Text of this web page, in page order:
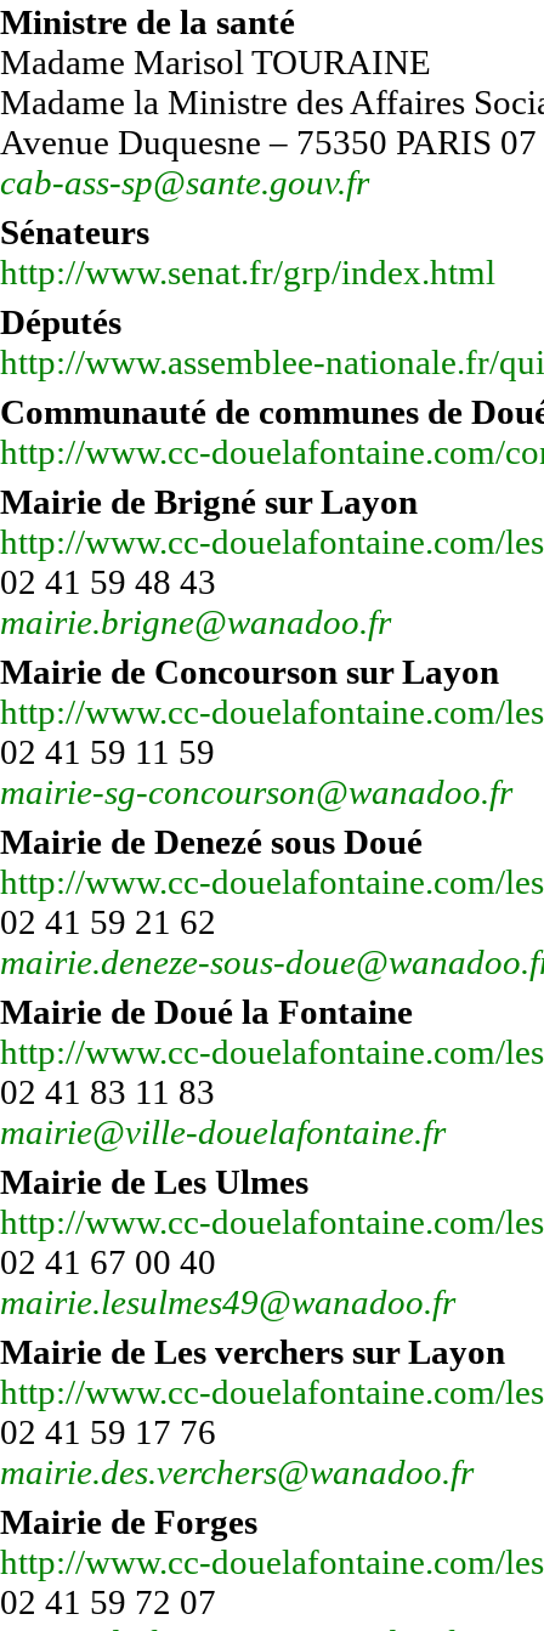
Ministre de la santé
Madame Marisol TOURAINE
Madame la Ministre des Affaires
Avenue Duquesne – 75350 PARIS 07
cab-ass-sp@sante.gouv.fr
Sénateurs
http://www.senat.fr/grp/index.html
Députés
http://www.assemblee-nationale.fr/
Communauté de communes de
http://www.cc-douelafontaine.com/
Mairie de Brigné sur Layon
http://www.cc-douelafontaine.com/
02 41 59 48 43
mairie.brigne@wanadoo.fr
Mairie de Concourson sur Layon
http://www.cc-douelafontaine.com/
02 41 59 11 59
mairie-sg-concourson@wanadoo.fr
Mairie de Denezé sous Doué
http://www.cc-douelafontaine.com/
02 41 59 21 62
mairie.deneze-sous-
Mairie de Doué la Fontaine
http://www.cc-douelafontaine.com/
02 41 83 11 83
mairie@ville-douelafontaine.fr
Mairie de Les Ulmes
http://www.cc-douelafontaine.com/
02 41 67 00 40
mairie.lesulmes49@wanadoo.fr
Mairie de Les verchers sur Layon
http://www.cc-douelafontaine.com/
02 41 59 17 76
mairie.des.verchers@wanadoo.fr
Mairie de Forges
http://www.cc-douelafontaine.com/
02 41 59 72 07